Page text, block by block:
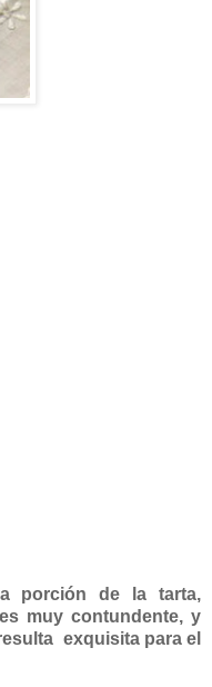
porción de la tarta,
muy contundente, y
exquisita para el